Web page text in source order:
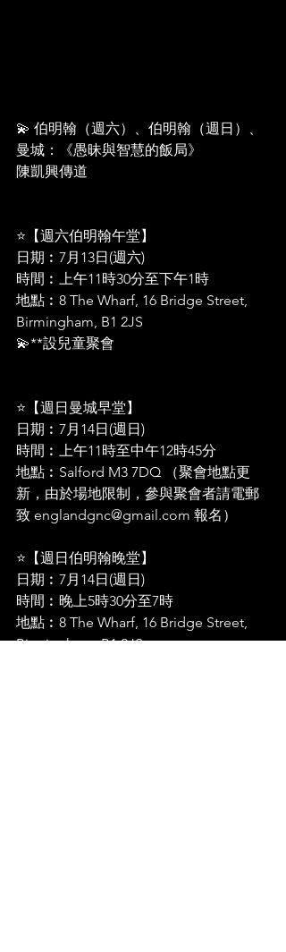
💫 伯明翰（週六）、伯明翰（週日）、
曼城：《愚昧與智慧的飯局》
陳凱興傳道
⭐【週六伯明翰午堂】
日期︰7月13日(週六)
時間︰上午11時30分至下午1時
地點︰8 The Wharf, 16 Bridge Street,
Birmingham, B1 2JS
💫**設兒童聚會
⭐【週日曼城早堂】
日期︰7月14日(週日)
時間︰上午11時至中午12時45分
地點︰Salford M3 7DQ （聚會地點更
新，由於場地限制，參與聚會者請電郵
致 englandgnc@gmail.com 報名）
⭐【週日伯明翰晚堂】
日期︰7月14日(週日)
時間︰晚上5時30分至7時
地點︰8 The Wharf, 16 Bridge Street,
Birmingham, B1 2JS